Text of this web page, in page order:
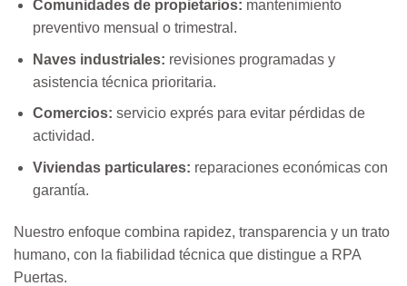
Comunidades de propietarios: mantenimiento
preventivo mensual o trimestral.
Naves industriales: revisiones programadas y
asistencia técnica prioritaria.
Comercios: servicio exprés para evitar pérdidas de
actividad.
Viviendas particulares: reparaciones económicas con
garantía.
Nuestro enfoque combina rapidez, transparencia y un trato
humano, con la fiabilidad técnica que distingue a RPA
Puertas.